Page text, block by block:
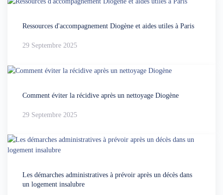
Ressources d'accompagnement Diogène et aides utiles à Paris
29 Septembre 2025
Comment éviter la récidive après un nettoyage Diogène
29 Septembre 2025
Les démarches administratives à prévoir après un décès dans
un logement insalubre